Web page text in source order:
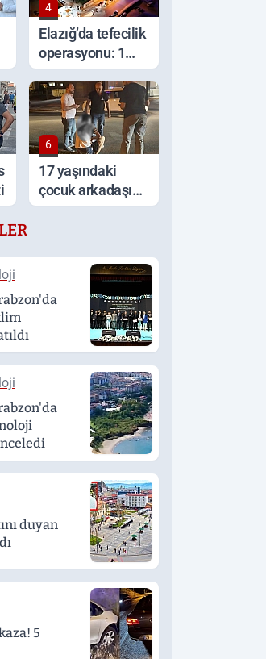
4
Elazığ’da tefecilik
operasyonu: 1
Milyar TL'lik
vurgun, 6
tutuklama
6
17 yaşındaki
çocuk arkadaşı
tarafından
duyan
5